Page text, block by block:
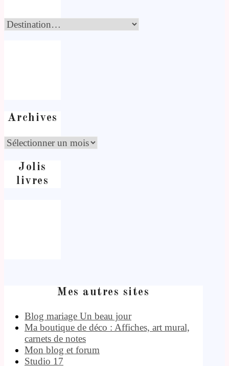
Archives
Jolis
livres
Mes autres sites
Blog mariage Un beau jour
Ma boutique de déco : Affiches, art mural,
carnets de notes
Mon blog et forum
Studio 17